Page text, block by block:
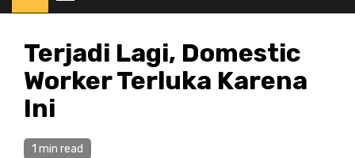
Menu
Terjadi Lagi, Domestic
Worker Terluka Karena
Ini
1 min read